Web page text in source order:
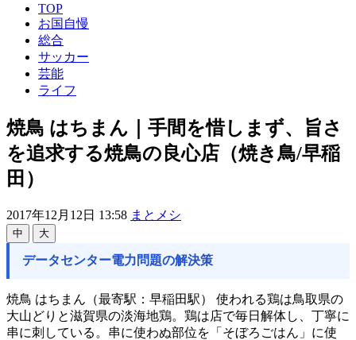
TOP
お国自慢
総合
サッカー
芸能
ライフ
焼鳥 はちまん｜手間を惜しまず、旨さ
を追求する焼鳥の良心店（焼き鳥/早稲
田）
2017年12月12日 13:58 まとメシ
中 大
データセンター電力問題の解決策
焼鳥 はちまん（最寄駅：早稲田駅） 使われる鶏は鳥取県の
大山どりと滋賀県の淡海地鶏。鶏は店で毎日解体し、丁寧に
串に刺している。串に使わぬ部位を「そぼろごはん」に使